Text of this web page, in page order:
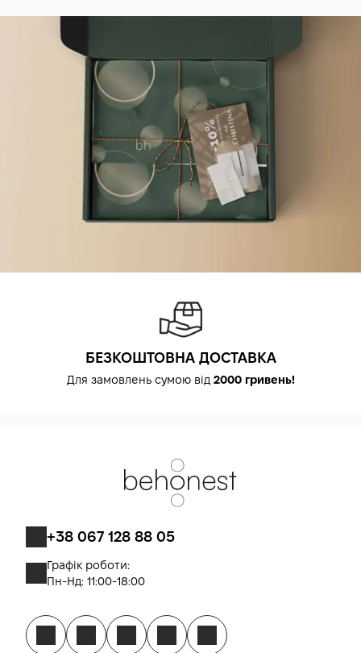
БЕЗКОШТОВНА ДОСТАВКА
Для замовлень сумою від 2000 гривень!
+38 067 128 88 05
Графік роботи:
Пн-Нд: 11:00-18:00